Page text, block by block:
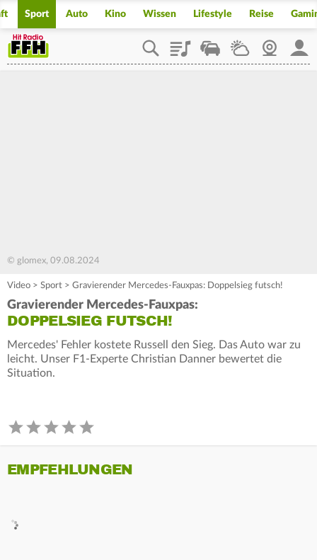
Sport Auto Kino Wissen Lifestyle Reise
PlaylistStaupilotWetterWebcam
© glomex, 09.08.2024
Video > Sport > Gravierender Mercedes-Fauxpas: Doppelsieg futsch!
Gravierender Mercedes-Fauxpas:
DOPPELSIEG FUTSCH!
Mercedes' Fehler kostete Russell den Sieg. Das Auto war zu
leicht. Unser F1-Experte Christian Danner bewertet die
Situation.
EMPFEHLUNGEN